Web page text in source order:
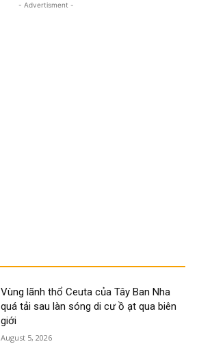
- Advertisment -
Vùng lãnh thổ Ceuta của Tây Ban Nha
quá tải sau làn sóng di cư ồ ạt qua biên
giới
August 5, 2026